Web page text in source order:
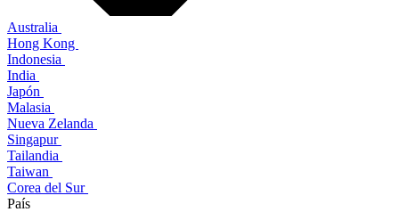
Australia
Hong Kong
Indonesia
India
Japón
Malasia
Nueva Zelanda
Singapur
Tailandia
Taiwan
Corea del Sur
País